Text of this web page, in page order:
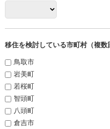
移住を検討している市町村（複数
鳥取市
岩美町
若桜町
智頭町
八頭町
倉吉市